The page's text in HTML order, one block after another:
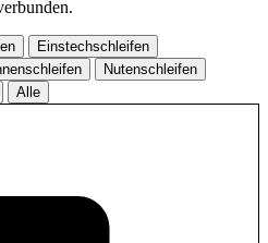
Einstechschleifen
Nutenschleifen
Alle